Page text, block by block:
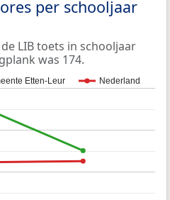
per schooljaar
LIB toets in schooljaar
was 174.
Etten-Leur Nederland